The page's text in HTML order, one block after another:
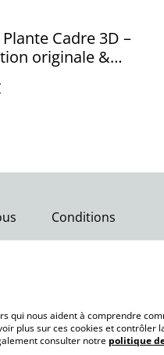
Cadre 3D –
originale &
Conditions
qui nous aident à comprendre
plus sur ces cookies et contrôler
consulter notre politique